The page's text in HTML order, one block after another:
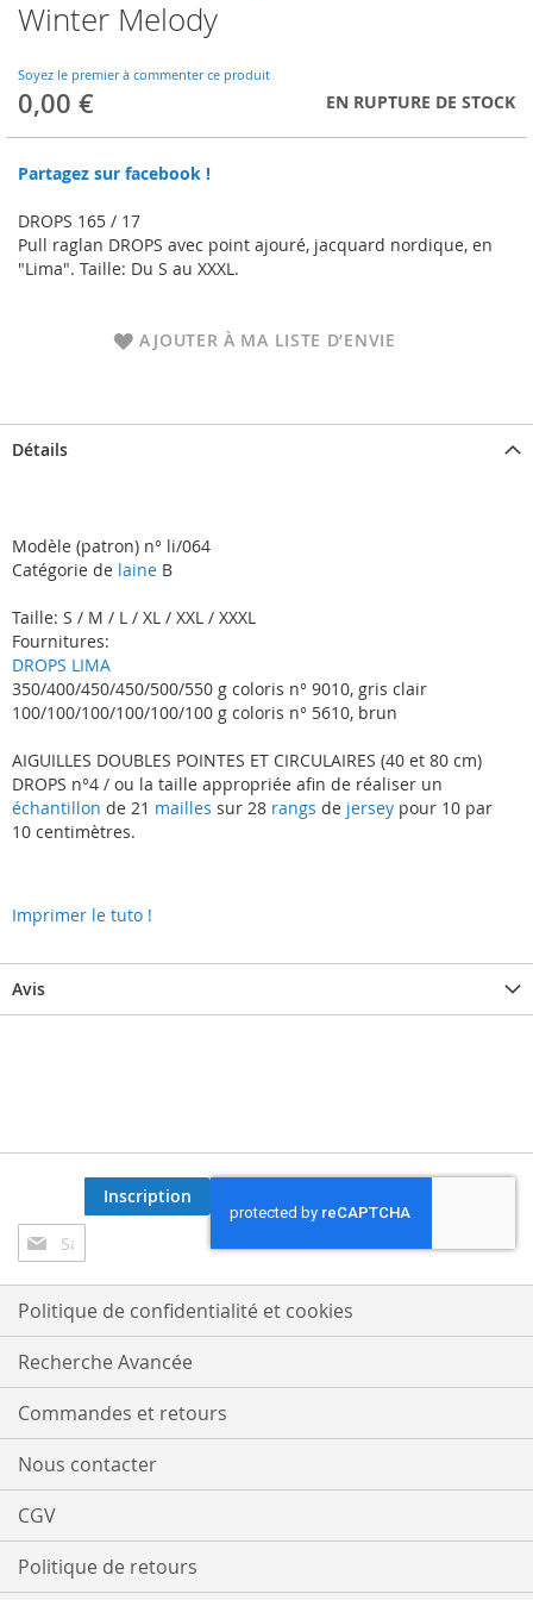
Winter Melody
Soyez le premier à commenter ce produit
0,00 € EN RUPTURE DE STOCK
Partagez sur facebook !
DROPS 165 / 17
Pull raglan DROPS avec point ajouré, jacquard nordique, en
"Lima". Taille: Du S au XXXL.
AJOUTER À MA LISTE D’ENVIE
Skip
to
beginning
of
the
gallery
Détails
Modèle (patron) n° li/064
Catégorie de laine B
Taille: S / M / L / XL / XXL / XXXL
Fournitures:
DROPS LIMA
350/400/450/450/500/550 g coloris n° 9010, gris clair
100/100/100/100/100/100 g coloris n° 5610, brun
AIGUILLES DOUBLES POINTES ET CIRCULAIRES (40 et 80 cm)
DROPS n°4 / ou la taille appropriée afin de réaliser un
échantillon de 21 mailles sur 28 rangs de jersey pour 10 par
10 centimètres.
Imprimer le tuto !
Avis
Inscription
à
notre
lettre
d’information
:
Inscription
Politique de confidentialité et cookies
Recherche Avancée
Commandes et retours
Nous contacter
CGV
Politique de retours